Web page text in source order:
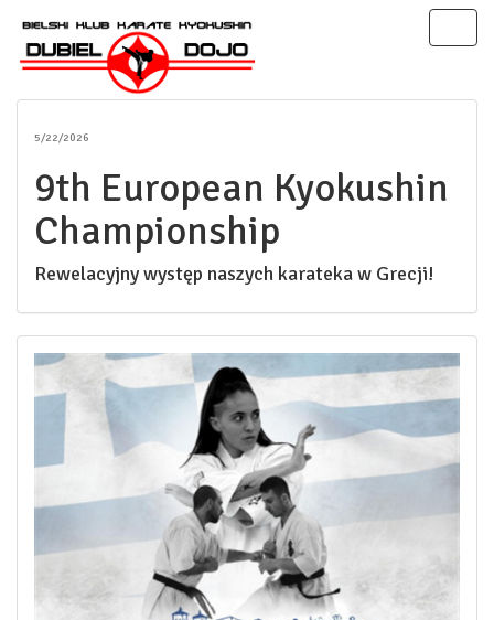
5/22/2026
9th European Kyokushin
Championship
Rewelacyjny występ naszych karateka w Grecji!